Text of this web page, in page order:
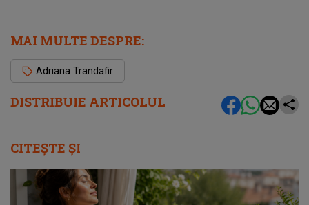
DISTRIBUIE ARTICOLUL
MAI MULTE DESPRE:
Adriana Trandafir
CITEȘTE ȘI